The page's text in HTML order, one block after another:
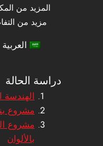
المزيد من
مزيد من
العربية
دراسة الحالة
الهندسة
مشروع
مشروع
بالألوان